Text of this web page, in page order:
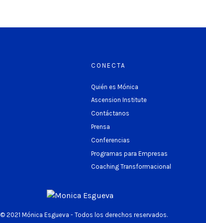
CONECTA
Quién es Mónica
Ascension Institute
Contáctanos
Prensa
Conferencias
Programas para Empresas
Coaching Transformacional
© 2021 Mónica Esgueva - Todos los derechos reservados.